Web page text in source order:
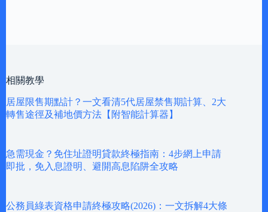
相關教學
居屋限售期點計？一文看清5代居屋禁售期計算、2大
轉售途徑及補地價方法【附智能計算器】
急需現金？免住址證明貸款終極指南：4步網上申請
即批，免入息證明、避開高息陷阱全攻略
公務員綠表資格申請終極攻略(2026)：一文拆解4大條